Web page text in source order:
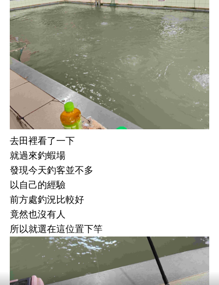
去田裡看了一下
就過來釣蝦場
發現今天釣客並不多
以自己的經驗
前方處釣況比較好
竟然也沒有人
所以就選在這位置下竿